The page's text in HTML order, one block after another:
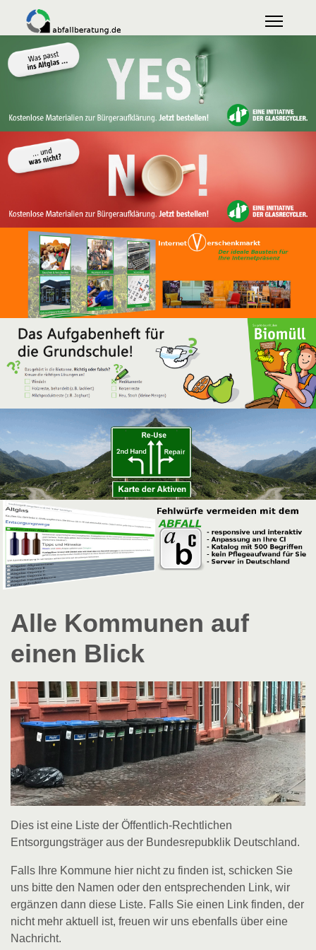
Alle Kommunen auf
einen Blick
Dies ist eine Liste der Öffentlich-Rechtlichen
Entsorgungsträger aus der Bundesrepubklik Deutschland.
Falls Ihre Kommune hier nicht zu finden ist, schicken Sie
uns bitte den Namen oder den entsprechenden Link, wir
ergänzen dann diese Liste. Falls Sie einen Link finden, der
nicht mehr aktuell ist, freuen wir uns ebenfalls über eine
Nachricht.